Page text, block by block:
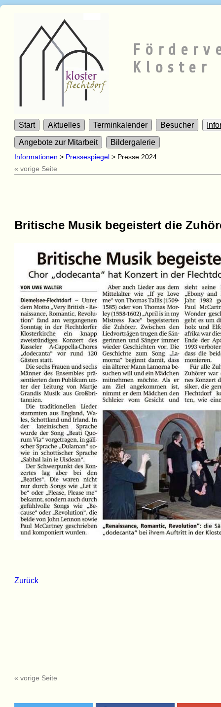
Kloster
Start Aktuelles Terminkalender Besucher
Angebote zur Mitarbeit Bildergalerie
Informationen > Pressespiegel > Presse 2024
« vorige Seite
Britische Musik begeistert die
Zurück
« vorige Seite